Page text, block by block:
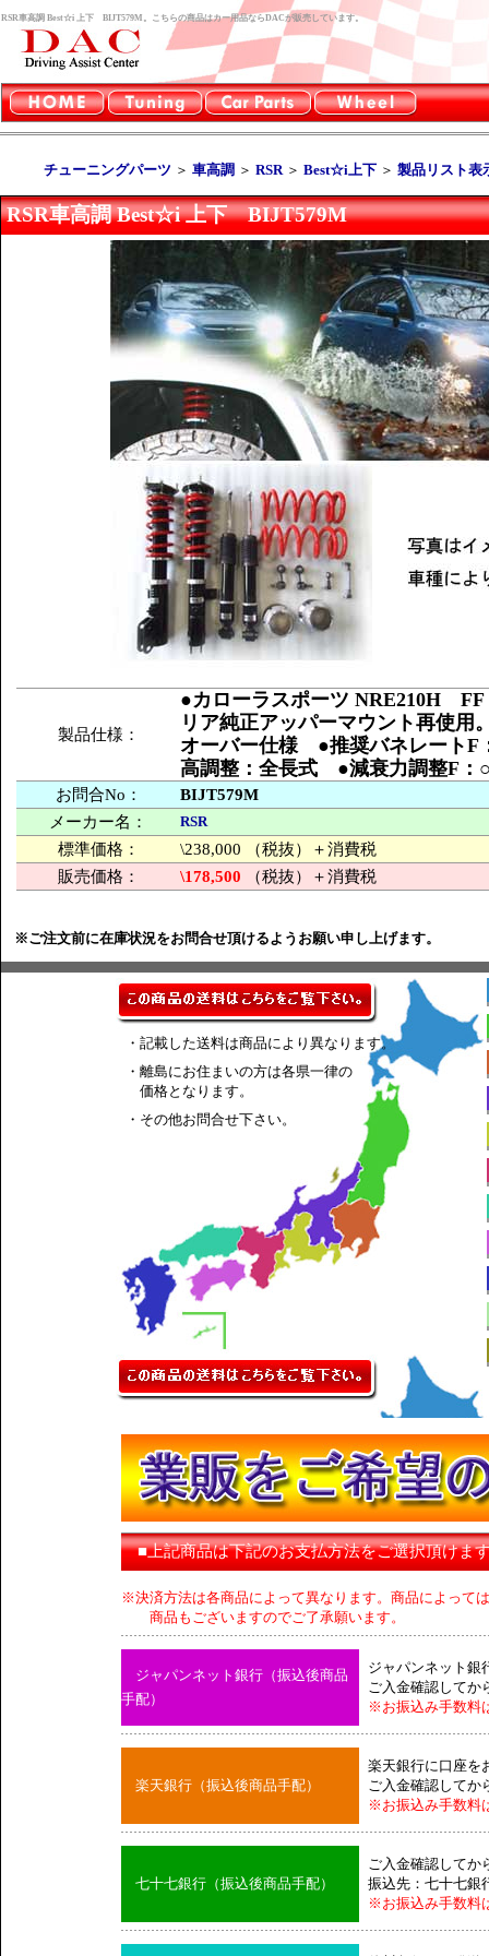
RSR車高調 Best☆i 上下 BIJT579M。こちらの商品はカー用品ならDACが販売しています。
チューニングパーツ ＞ 車高調 ＞ RSR＞ Best☆i上下 ＞ 製品リスト表
RSR車高調 Best☆i 上下 BIJT579M
製品仕様：
●カローラスポーツ NRE210H
リア純正アッパーマウント再使用
オーバー仕様 ●推奨バネレート
高調整：全長式 ●減衰力調整F
お問合No：
BIJT579M
メーカー名：
RSR
標準価格：
\238,000 （税抜）＋消費税
販売価格：
\178,500 （税抜）＋消費税
※ご注文前に在庫状況をお問合せ頂けるようお願い申し上げます。
・記載した送料は商品により異なります。
・離島にお住まいの方は各県一律の
価格となります。
・その他お問合せ下さい。
■上記商品は下記のお支払方法をご選択頂けま
※決済方法は各商品によって異なります。商品によって
商品もございますのでご了承願います。
ジャパンネット銀行（振込後商品
手配）
ジャパンネット銀
ご入金確認してか
※お振込み手数料
楽天銀行（振込後商品手配）
楽天銀行に口座を
ご入金確認してか
※お振込み手数料
七十七銀行（振込後商品手配）
ご入金確認してか
振込先：七十七銀
※お振込み手数料